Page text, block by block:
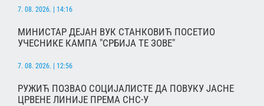
7. 08. 2026. | 14:16
МИНИСТАР ДЕЈАН ВУК СТАНКОВИЋ ПОСЕТИО
УЧЕСНИКЕ КАМПА "СРБИЈА ТЕ ЗОВЕ"
7. 08. 2026. | 12:56
РУЖИЋ ПОЗВАО СОЦИЈАЛИСТЕ ДА ПОВУКУ ЈАСНЕ
ЦРВЕНЕ ЛИНИЈЕ ПРЕМА СНС-У